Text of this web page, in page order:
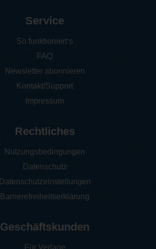
Service
So funktioniert‘s
FAQ
Newsletter abonnieren
Kontakt/Support
Impressum
Rechtliches
Nutzungsbedingungen
Datenschutz
Datenschutzeinstellungen
Barrierefreiheitserklärung
Geschäftskunden